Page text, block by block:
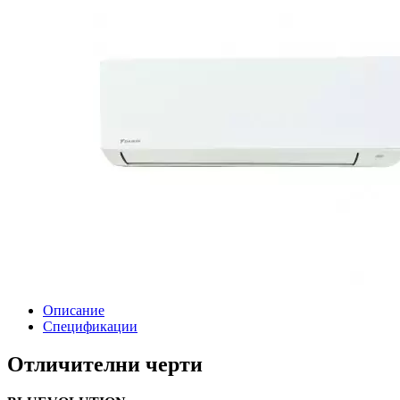
Описание
Спецификации
Отличителни черти